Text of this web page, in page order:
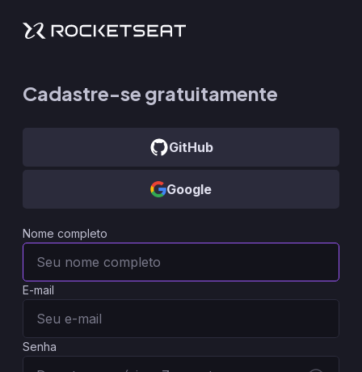
Cadastre-se gratuitamente
GitHub
Google
Nome completo
E-mail
Senha